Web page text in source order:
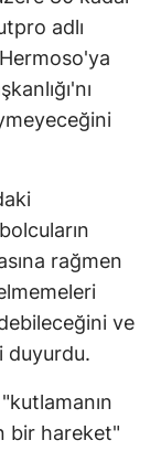
adlı
Hermoso'ya
rağmen
ve
duyurdu.
bir hareket"